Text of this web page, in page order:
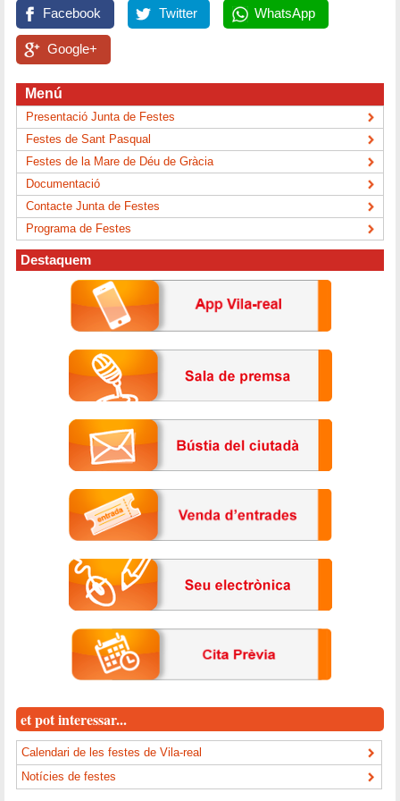
Facebook Twitter WhatsApp
Google+
Menú
Presentació Junta de Festes
Festes de Sant Pasqual
Festes de la Mare de Déu de Gràcia
Documentació
Contacte Junta de Festes
Programa de Festes
Destaquem
et pot interessar...
Calendari de les festes de Vila-real
Notícies de festes